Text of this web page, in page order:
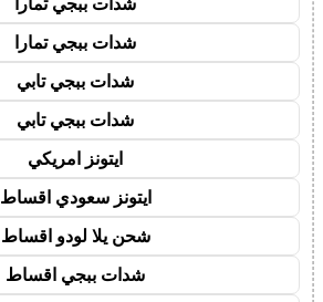
شدات ببجي تمارا
شدات ببجي تابي
شدات ببجي تابي
ايتونز امريكي
ايتونز سعودي اقساط
شحن يلا لودو اقساط
شدات ببجي اقساط